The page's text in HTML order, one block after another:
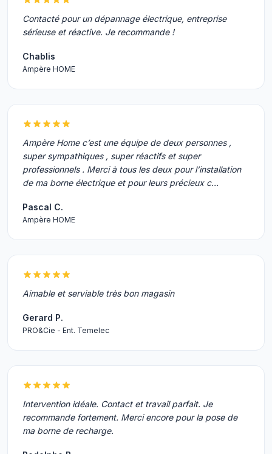
Contacté pour un dépannage électrique, entreprise
sérieuse et réactive. Je recommande !
Chablis
Ampère HOME
Ampère Home c’est une équipe de deux personnes ,
super sympathiques , super réactifs et super
professionnels . Merci à tous les deux pour l’installation
de ma borne électrique et pour leurs précieux c…
Pascal C.
Ampère HOME
Aimable et serviable très bon magasin
Gerard P.
PRO&Cie - Ent. Temelec
Intervention idéale. Contact et travail parfait. Je
recommande fortement. Merci encore pour la pose de
ma borne de recharge.